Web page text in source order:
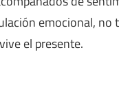
emocional, no
el presente.